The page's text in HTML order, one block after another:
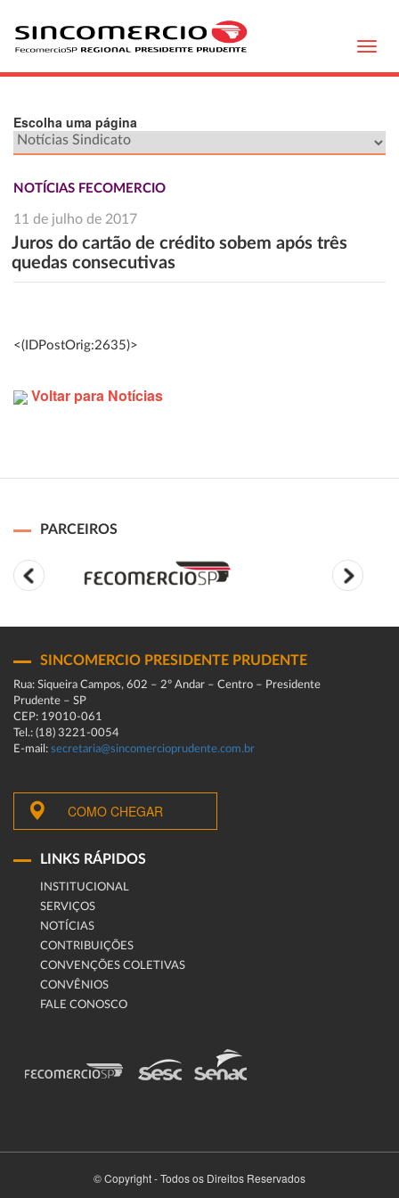
Escolha uma página
NOTÍCIAS FECOMERCIO
11 de julho de 2017
Juros do cartão de crédito sobem após três
quedas consecutivas
<(IDPostOrig:2635)>
Voltar para Notícias
PARCEIROS
SINCOMERCIO PRESIDENTE PRUDENTE
Rua: Siqueira Campos, 602 – 2º Andar – Centro – Presidente
Prudente – SP
CEP: 19010-061
Tel.: (18) 3221-0054
E-mail: secretaria@sincomercioprudente.com.br
COMO CHEGAR
LINKS RÁPIDOS
INSTITUCIONAL
SERVIÇOS
NOTÍCIAS
CONTRIBUIÇÕES
CONVENÇÕES COLETIVAS
CONVÊNIOS
FALE CONOSCO
© Copyright - Todos os Direitos Reservados